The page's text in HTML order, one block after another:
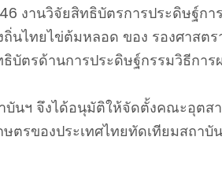
งานวิจัยสิทธิบัตรการประดิษฐ์กา
ไทยไข่ต้มหลอด ของ รองศาสต
ตรด้านการประดิษฐ์กรรมวิธีการ
นฯ จึงได้อนุมัติให้จัดตั้งคณะอุตส
รของประเทศไทยทัดเทียมสถาบั